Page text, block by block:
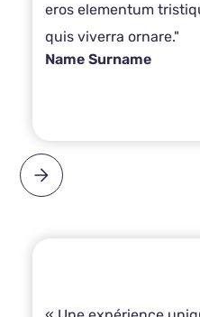
eros elementum
quis viverra ornare."
Name Surname